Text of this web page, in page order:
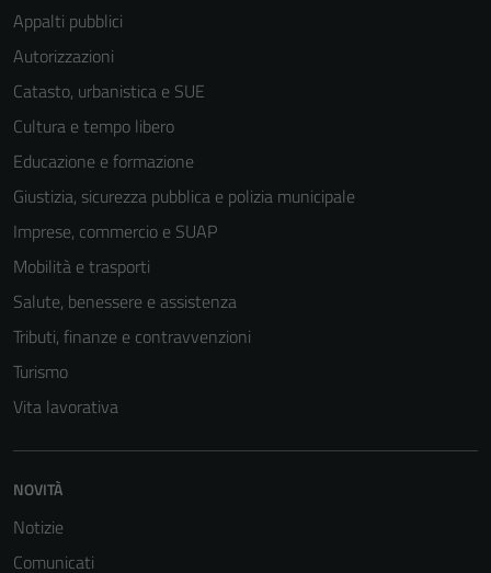
Appalti pubblici
Autorizzazioni
Catasto, urbanistica e SUE
Cultura e tempo libero
Educazione e formazione
Giustizia, sicurezza pubblica e polizia municipale
Imprese, commercio e SUAP
Mobilità e trasporti
Salute, benessere e assistenza
Tributi, finanze e contravvenzioni
Turismo
Vita lavorativa
NOVITÀ
Notizie
Comunicati
possono